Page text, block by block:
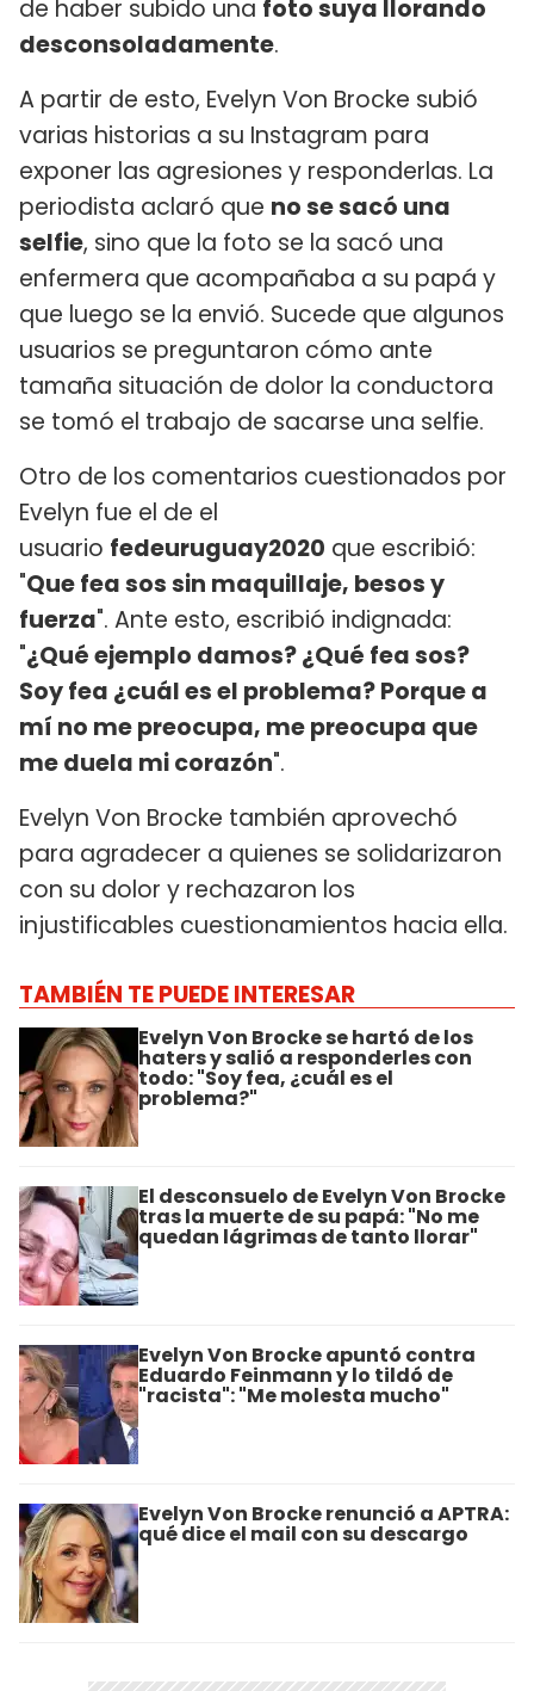
de haber subido una foto suya llorando
desconsoladamente.
A partir de esto, Evelyn Von Brocke subió
varias historias a su Instagram para
exponer las agresiones y responderlas. La
periodista aclaró que no se sacó una
selfie, sino que la foto se la sacó una
enfermera que acompañaba a su papá y
que luego se la envió. Sucede que algunos
usuarios se preguntaron cómo ante
tamaña situación de dolor la conductora
se tomó el trabajo de sacarse una selfie.
Otro de los comentarios cuestionados por
Evelyn fue el de el
usuario fedeuruguay2020 que escribió:
"Que fea sos sin maquillaje, besos y
fuerza". Ante esto, escribió indignada:
"¿Qué ejemplo damos? ¿Qué fea sos?
Soy fea ¿cuál es el problema? Porque a
mí no me preocupa, me preocupa que
me duela mi corazón".
Evelyn Von Brocke también aprovechó
para agradecer a quienes se solidarizaron
con su dolor y rechazaron los
injustificables cuestionamientos hacia ella.
TAMBIÉN TE PUEDE INTERESAR
Evelyn Von Brocke se hartó de los
haters y salió a responderles con
todo: "Soy fea, ¿cuál es el
problema?"
El desconsuelo de Evelyn Von Brocke
tras la muerte de su papá: "No me
quedan lágrimas de tanto llorar"
Evelyn Von Brocke apuntó contra
Eduardo Feinmann y lo tildó de
"racista": "Me molesta mucho"
Evelyn Von Brocke renunció a APTRA:
qué dice el mail con su descargo